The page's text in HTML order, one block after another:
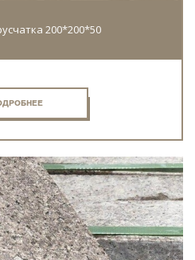
200*200*50